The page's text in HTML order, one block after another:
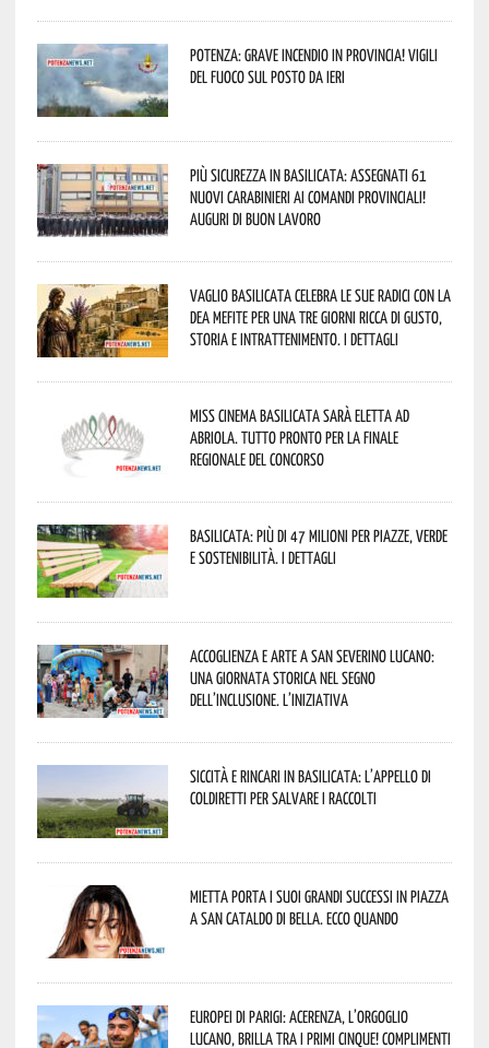
Potenza: grave incendio in Provincia! Vigili
del fuoco sul posto da ieri
Più sicurezza in Basilicata: assegnati 61
nuovi Carabinieri ai Comandi provinciali!
Auguri di buon lavoro
Vaglio Basilicata celebra le sue radici con la
Dea Mefite per una tre giorni ricca di gusto,
storia e intrattenimento. I dettagli
Miss Cinema Basilicata sarà eletta ad
Abriola. Tutto pronto per la finale
regionale del concorso
Basilicata: più di 47 milioni per piazze, verde
e sostenibilità. I dettagli
Accoglienza e arte a San Severino Lucano:
una giornata storica nel segno
dell’inclusione. L’iniziativa
Siccità e rincari in Basilicata: l’appello di
Coldiretti per salvare i raccolti
Mietta porta i suoi grandi successi in piazza
a San Cataldo di Bella. Ecco quando
Europei di Parigi: Acerenza, l’orgoglio
lucano, brilla tra i primi cinque! Complimenti